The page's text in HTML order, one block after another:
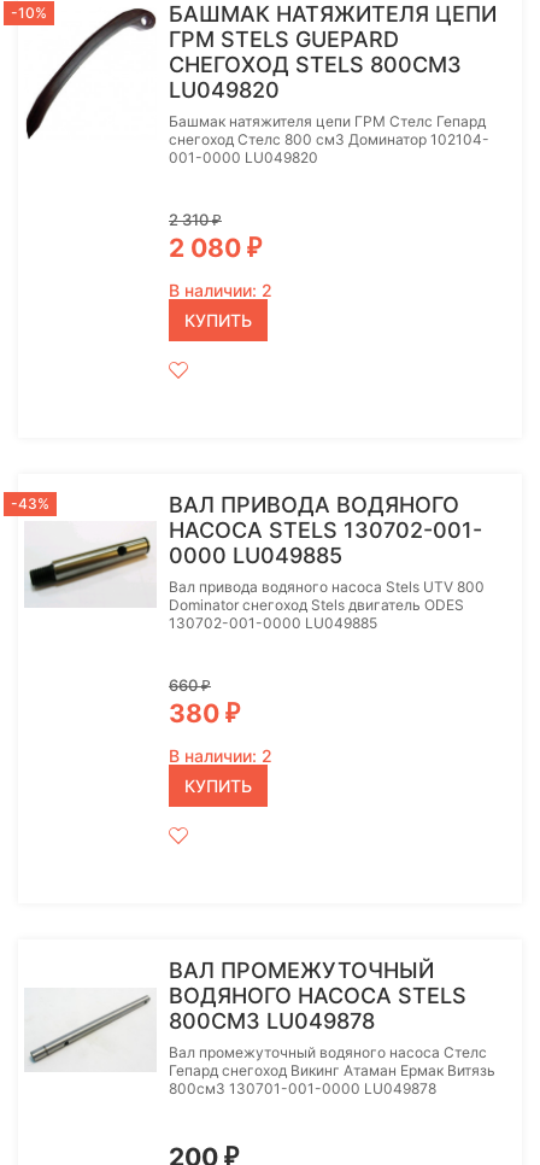
-10%
БАШМАК НАТЯЖИТЕЛЯ ЦЕПИ
ГРМ STELS GUEPARD
СНЕГОХОД STELS 800СМ3
LU049820
Башмак натяжителя цепи ГРМ Стелс Гепард
снегоход Стелс 800 см3 Доминатор 102104-
001-0000 LU049820
2 310₽
2 080 ₽
В наличии: 2
КУПИТЬ
-43%
ВАЛ ПРИВОДА ВОДЯНОГО
НАСОСА STELS 130702-001-
0000 LU049885
Вал привода водяного насоса Stels UTV 800
Dominator снегоход Stels двигатель ODES
130702-001-0000 LU049885
660₽
380 ₽
В наличии: 2
КУПИТЬ
ВАЛ ПРОМЕЖУТОЧНЫЙ
ВОДЯНОГО НАСОСА STELS
800СМ3 LU049878
Вал промежуточный водяного насоса Стелс
Гепард снегоход Викинг Атаман Ермак Витязь
800см3 130701-001-0000 LU049878
200 ₽